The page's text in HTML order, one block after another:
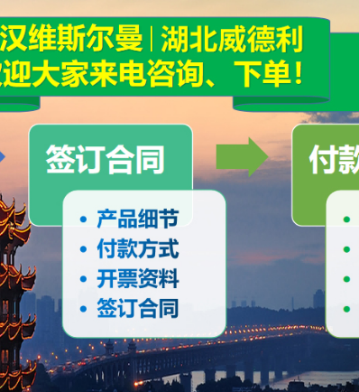
板桶內村双层PE袋封装;具体根据货物数量以及客户要求采取
有检测报告，我司承诺产品质量严格按照检测标准执行在限定
,我司可以保证发货时间但不能承诺物流运输时间敬请谅解。